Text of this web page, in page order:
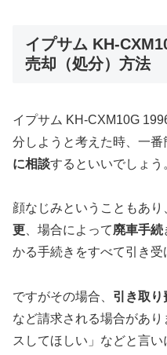
イプサム KH-
売却（処分）方法
イプサム KH-CXM10G
分しようと考えた時、一
に相談するといいでしょう
顔なじみということもあり
更 、場合によって廃車手続
かる手続きをすべて引き受
ですがその場合、 引き取り
など請求される場合があ
スしてほしい」などと言